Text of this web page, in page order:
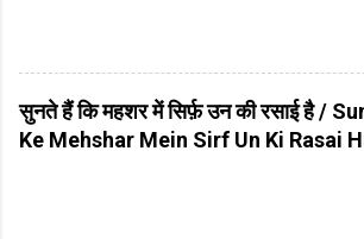
सुनते हैं कि महशर में सिर्फ़ उन की रसाई है /
Ke Mehshar Mein Sirf Un Ki Rasai